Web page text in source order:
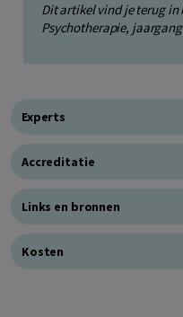
Dit artikel vind je terug
Psychotherapie,
Experts
Accreditatie
Links en bronnen
Kosten